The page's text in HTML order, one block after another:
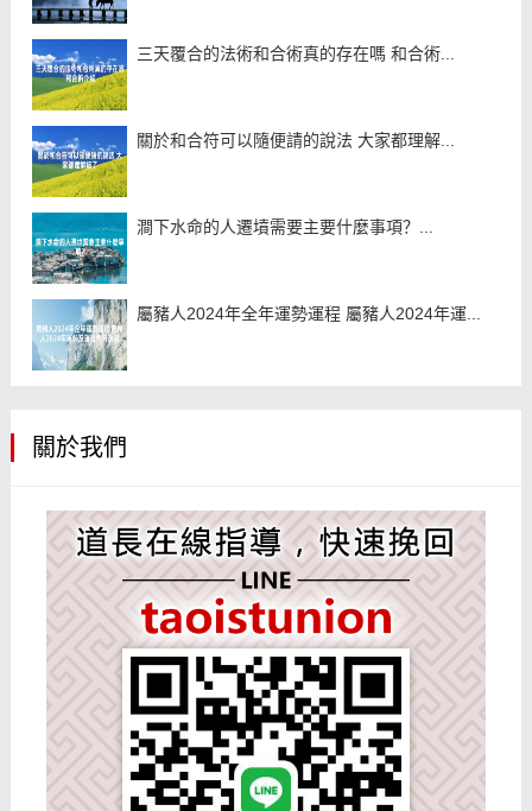
三天覆合的法術和合術真的存在嗎 和合術...
關於和合符可以隨便請的說法 大家都理解...
澗下水命的人遷墳需要主要什麼事項？...
屬豬人2024年全年運勢運程 屬豬人2024年運...
關於我們